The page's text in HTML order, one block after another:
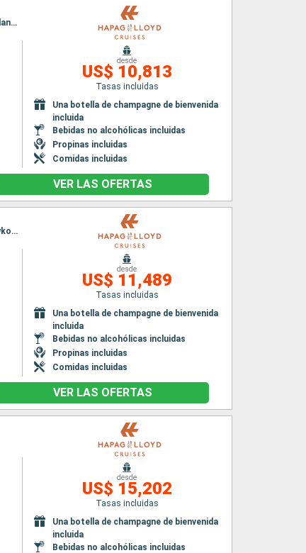
Itinerario : Estambul, Estrecho de Dardanelos, Kusadasi, Marmaris, Bodrum, Rodas, Similan Island, Agios Nikolaus (Crete), Thira, Naxos, Nauplie, El Pireo Atenas
desde
US$ 10,813
Tasas incluidas
Una botella de champagne de bienvenida
incluida
Bebidas no alcohólicas incluidas
Propinas incluidas
Comidas incluidas
VER LAS OFERTAS
Itinerario : Malaga, Palma de Mallorca, Mahon, Alghero, Cagliari, Trapani, Siracusa ( Sicilia), Mykonos, Paros, Scapelo, Kavala, Estrecho de Dardanelos, Estambul
desde
US$ 11,489
Tasas incluidas
Una botella de champagne de bienvenida
incluida
Bebidas no alcohólicas incluidas
Propinas incluidas
Comidas incluidas
VER LAS OFERTAS
desde
US$ 15,202
Tasas incluidas
Una botella de champagne de bienvenida
incluida
Bebidas no alcohólicas incluidas